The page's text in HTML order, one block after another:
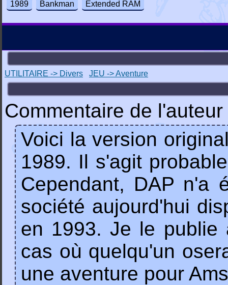
1989 Bankman Extended RAM
UTILITAIRE -> Divers JEU -> Aventure
Commentaire de l'auteur
Voici la version
1989. Il s'agit
Cependant, DAP n'a
société aujourd'hui
en 1993. Je le publie
cas où quelqu'un
une aventure pour